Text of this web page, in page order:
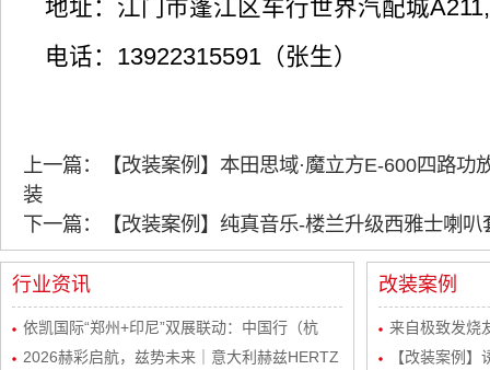
地址：江门市蓬江区车行世界汽配城
电话：13922315591（张生）
上一篇：【改装案例】本田思域·魔立方E-600四路功
装
下一篇：【改装案例】纯真音乐-楼兰升级西雅士喇叭
行业资讯
依凯国际“郑州+印尼”双展联动：中国行（杭
州）感恩宴圆满举行
2026赫彩启航，兹势未来｜意大利赫兹HERTZ
改装案例
来自极致发烧
波站终极音
【改装案例